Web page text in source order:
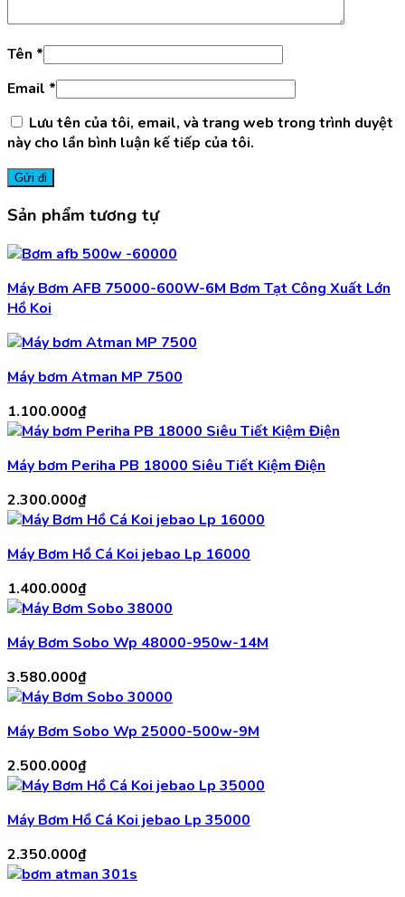
Tên *
Email *
Lưu tên của tôi, email, và trang web trong trình duyệt
này cho lần bình luận kế tiếp của tôi.
Sản phẩm tương tự
Máy Bơm AFB 75000-600W-6M Bơm Tạt Công Xuất Lớn
Hồ Koi
Máy bơm Atman MP 7500
1.100.000₫
Máy bơm Periha PB 18000 Siêu Tiết Kiệm Điện
2.300.000₫
Máy Bơm Hồ Cá Koi jebao Lp 16000
1.400.000₫
Máy Bơm Sobo Wp 48000-950w-14M
3.580.000₫
Máy Bơm Sobo Wp 25000-500w-9M
2.500.000₫
Máy Bơm Hồ Cá Koi jebao Lp 35000
2.350.000₫